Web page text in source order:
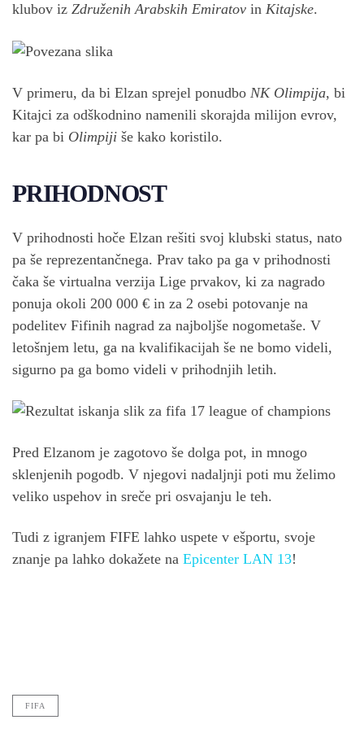
klubov iz Združenih Arabskih Emiratov in Kitajske.
V primeru, da bi Elzan sprejel ponudbo NK Olimpija, bi
Kitajci za odškodnino namenili skorajda milijon evrov,
kar pa bi Olimpiji še kako koristilo.
PRIHODNOST
V prihodnosti hoče Elzan rešiti svoj klubski status, nato
pa še reprezentančnega. Prav tako pa ga v prihodnosti
čaka še virtualna verzija Lige prvakov, ki za nagrado
ponuja okoli 200 000 € in za 2 osebi potovanje na
podelitev Fifinih nagrad za najboljše nogometaše. V
letošnjem letu, ga na kvalifikacijah še ne bomo videli,
sigurno pa ga bomo videli v prihodnjih letih.
Pred Elzanom je zagotovo še dolga pot, in mnogo
sklenjenih pogodb. V njegovi nadaljnji poti mu želimo
veliko uspehov in sreče pri osvajanju le teh.
Tudi z igranjem FIFE lahko uspete v ešportu, svoje
znanje pa lahko dokažete na Epicenter LAN 13!
FIFA